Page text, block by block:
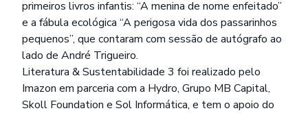
primeiros livros infantis: “A menina de nome enfeitado”
e a fábula ecológica “A perigosa vida dos passarinhos
pequenos”, que contaram com sessão de autógrafo ao
lado de André Trigueiro.
Literatura & Sustentabilidade 3 foi realizado pelo
Imazon em parceria com a Hydro, Grupo MB Capital,
Skoll Foundation e Sol Informática, e tem o apoio do